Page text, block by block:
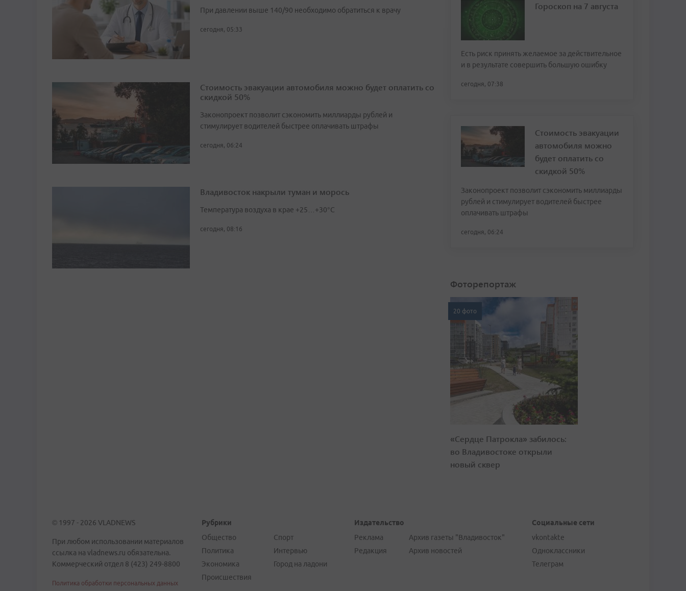
При давлении выше 140/90 необходимо обратиться к врачу
сегодня, 05:33
Стоимость эвакуации автомобиля можно будет оплатить со
скидкой 50%
Законопроект позволит сэкономить миллиарды рублей и
стимулирует водителей быстрее оплачивать штрафы
сегодня, 06:24
Владивосток накрыли туман и морось
Температура воздуха в крае +25…+30°C
сегодня, 08:16
Гороскоп на 7 августа
Есть риск принять желаемое за действительное
и в результате совершить большую ошибку
сегодня, 07:38
Стоимость эвакуации
автомобиля можно
будет оплатить со
скидкой 50%
Законопроект позволит сэкономить миллиарды
рублей и стимулирует водителей быстрее
оплачивать штрафы
сегодня, 06:24
Фоторепортаж
20 фото
«Сердце Патрокла» забилось:
во Владивостоке открыли
новый сквер
© 1997 - 2026 VLADNEWS
При любом использовании материалов
ссылка на vladnews.ru обязательна.
Коммерческий отдел 8 (423) 249-8800
Политика обработки персональных данных
Рубрики
Общество
Политика
Экономика
Происшествия
Спорт
Интервью
Город на ладони
Издательство
Реклама
Редакция
Архив газеты "Владивосток"
Архив новостей
Социальные сети
vkontakte
Одноклассники
Телеграм